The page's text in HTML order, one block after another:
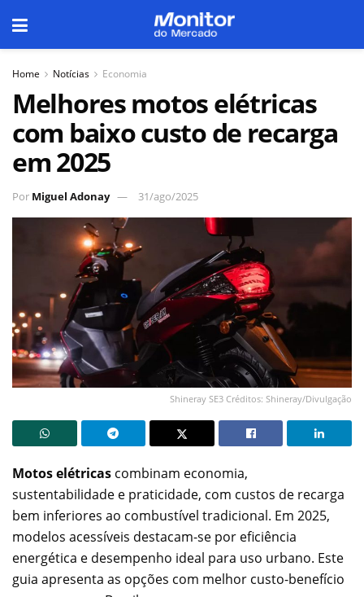
Home Notícias Economia
Melhores motos elétricas
com baixo custo de recarga
em 2025
Por Miguel Adonay 31/ago/2025
Shineray SE3 Créditos: Shineray/Divulgação
Motos elétricas combinam economia,
sustentabilidade e praticidade, com custos de recarga
bem inferiores ao combustível tradicional. Em 2025,
modelos acessíveis destacam-se por eficiência
energética e desempenho ideal para uso urbano. Este
guia apresenta as opções com melhor custo-benefício